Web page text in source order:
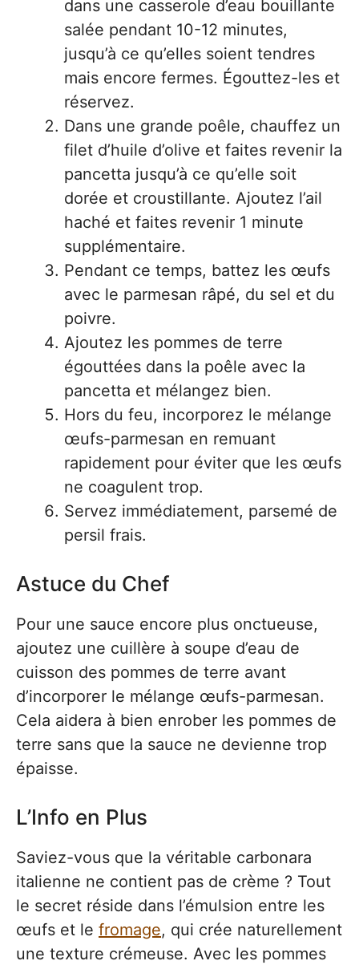
dans une casserole d’eau bouillante
salée pendant 10-12 minutes,
jusqu’à ce qu’elles soient tendres
mais encore fermes. Égouttez-les et
réservez.
Dans une grande poêle, chauffez un
filet d’huile d’olive et faites revenir la
pancetta jusqu’à ce qu’elle soit
dorée et croustillante. Ajoutez l’ail
haché et faites revenir 1 minute
supplémentaire.
Pendant ce temps, battez les œufs
avec le parmesan râpé, du sel et du
poivre.
Ajoutez les pommes de terre
égouttées dans la poêle avec la
pancetta et mélangez bien.
Hors du feu, incorporez le mélange
œufs-parmesan en remuant
rapidement pour éviter que les œufs
ne coagulent trop.
Servez immédiatement, parsemé de
persil frais.
Astuce du Chef
Pour une sauce encore plus onctueuse,
ajoutez une cuillère à soupe d’eau de
cuisson des pommes de terre avant
d’incorporer le mélange œufs-parmesan.
Cela aidera à bien enrober les pommes de
terre sans que la sauce ne devienne trop
épaisse.
L’Info en Plus
Saviez-vous que la véritable carbonara
italienne ne contient pas de crème ? Tout
le secret réside dans l’émulsion entre les
œufs et le fromage, qui crée naturellement
une texture crémeuse. Avec les pommes